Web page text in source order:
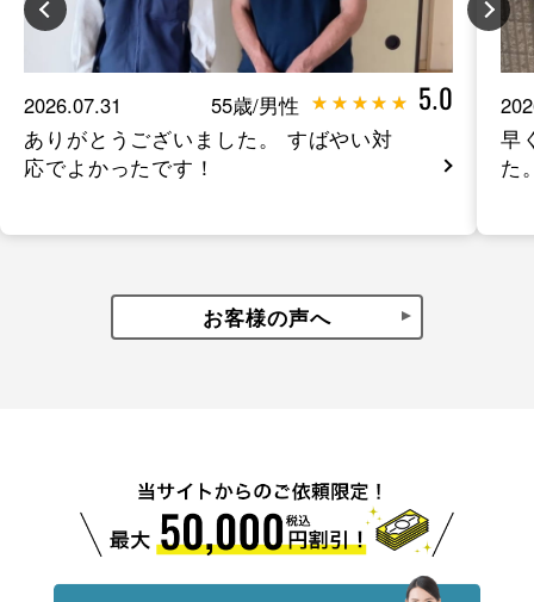
2026.07.31 55歳/男性 5.0
ありがとうございました。 すばやい対
応でよかったです！
早
た
お客様の声へ